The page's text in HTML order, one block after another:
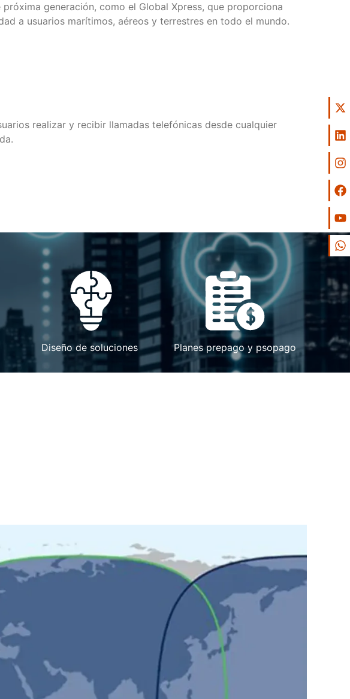
generación, como el Global Xpress, que proporciona
a usuarios marítimos, aéreos y terrestres en todo el mundo.
realizar y recibir llamadas telefónicas desde cualquier
Diseño de soluciones Planes prepago y psopago